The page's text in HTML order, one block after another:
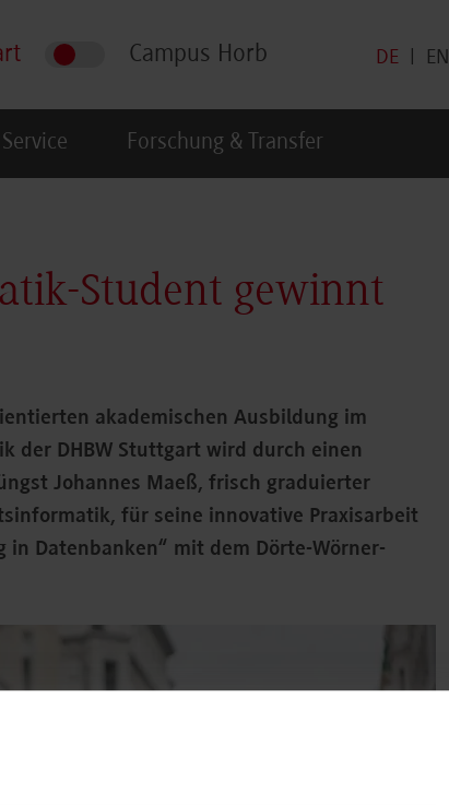
Campus Horb DE EN
Service Forschung & Transfer
Student gewinnt
akademischen Ausbildung im
der DHBW Stuttgart wird durch einen
Johannes Maeß, frisch graduierter
für seine innovative Praxisarbeit
in Datenbanken“ mit dem Dörte-Wörner-